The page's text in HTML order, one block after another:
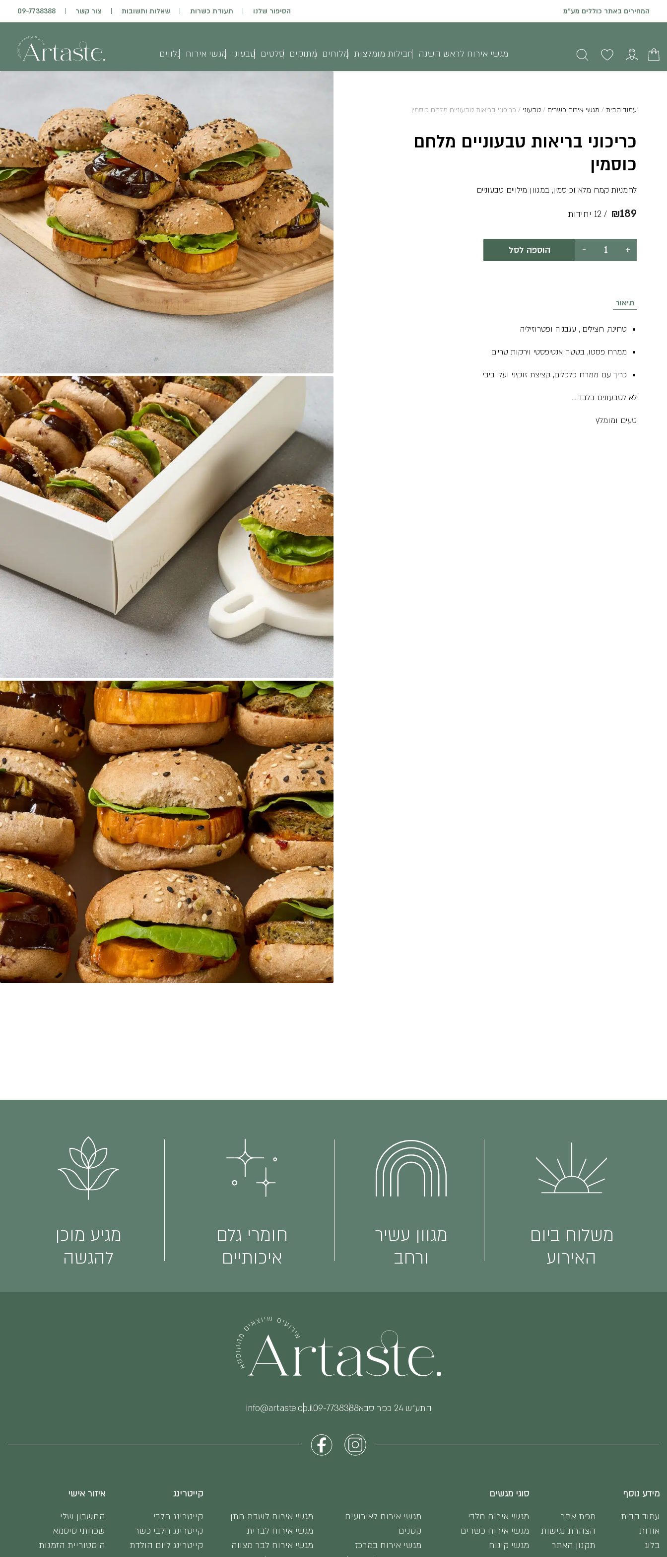
הסיפור שלנו תעודת כשרות שאלות ותשובות צור קשר 09-7738388 הזמנות און ליין באתר יתקבלו עד שני ימי עסקים קודם לאירוע
המחירים באתר כוללים מע"מ
מגשי אירוח לראש השנה חבילות מומלצות מלוחים מתוקים סלטים טבעוני מגשי אירוח נלווים
עמוד הבית / מגשי אירוח כשרים / טבעוני / כריכוני בריאות טבעוניים מלחם כוסמין
כריכוני בריאות טבעוניים מלחם
כוסמין
לחמניות קמח מלא וכוסמין, במגוון מילויים טבעוניים
/ 12 יחידות ₪189
-
כמות
כריכוני
+ הוספה לסל
תיאור
טחינה, חצילים , עגבניה ופטרוזיליה
ממרח פסטו, בטטה אנטיפסטי וירקות טריים
כריך עם ממרח פלפלים, קציצת זוקיני ועלי ביבי
לא לטבעונים בלבד….
טעים ומומלץ
משלוח ביום
האירוע
מגוון עשיר
ורחב
חומרי גלם
איכותיים
מגיע מוכן
להגשה
התע״ש 24 כפר סבא 09-7738388
info@artaste.co.il
מידע נוסף
עמוד הבית
אודות
בלוג
מפת אתר
הצהרת נגישות
תקנון האתר
סוגי מגשים
מגשי אירוח חלבי
מגשי אירוח כשרים
מגשי קינוח
מגשי אירוח לאירועים
קטנים
מגשי אירוח במרכז
מגשי אירוח לשבת חתן
מגשי אירוח לברית
מגשי אירוח לבר מצווה
קייטרינג
קייטרינג חלבי
קייטרינג חלבי כשר
קייטרינג ליום הולדת
איזור אישי
החשבון שלי
שכחתי סיסמא
היסטוריית הזמנות